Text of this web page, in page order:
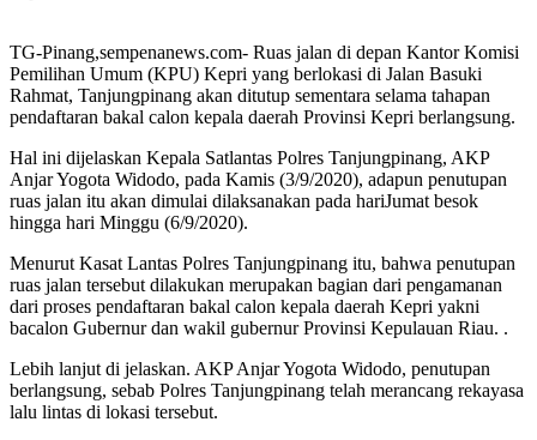
TG-Pinang,sempenanews.com- Ruas jalan di depan Kantor Komisi
Pemilihan Umum (KPU) Kepri yang berlokasi di Jalan Basuki
Rahmat, Tanjungpinang akan ditutup sementara selama tahapan
pendaftaran bakal calon kepala daerah Provinsi Kepri berlangsung.
Hal ini dijelaskan Kepala Satlantas Polres Tanjungpinang, AKP
Anjar Yogota Widodo, pada Kamis (3/9/2020), adapun penutupan
ruas jalan itu akan dimulai dilaksanakan pada hariJumat besok
hingga hari Minggu (6/9/2020).
Menurut Kasat Lantas Polres Tanjungpinang itu, bahwa penutupan
ruas jalan tersebut dilakukan merupakan bagian dari pengamanan
dari proses pendaftaran bakal calon kepala daerah Kepri yakni
bacalon Gubernur dan wakil gubernur Provinsi Kepulauan Riau. .
Lebih lanjut di jelaskan. AKP Anjar Yogota Widodo, penutupan
berlangsung, sebab Polres Tanjungpinang telah merancang rekayasa
lalu lintas di lokasi tersebut.